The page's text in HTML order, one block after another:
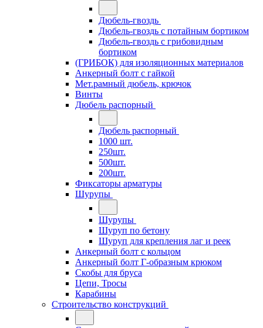
Дюбель-гвоздь
Дюбель-гвоздь с потайным бортиком
Дюбель-гвоздь с грибовидным
бортиком
(ГРИБОК) для изоляционных материалов
Анкерный болт с гайкой
Мет.рамный дюбель, крючок
Винты
Дюбель распорный
Дюбель распорный
1000 шт.
250шт.
500шт.
200шт.
Фиксаторы арматуры
Шурупы
Шурупы
Шуруп по бетону
Шуруп для крепления лаг и реек
Анкерный болт с кольцом
Анкерный болт Г-образным крюком
Скобы для бруса
Цепи, Тросы
Карабины
Строительство конструкций